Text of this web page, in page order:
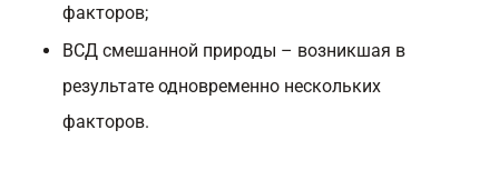
факторов;
ВСД смешанной природы – возникшая в
результате одновременно нескольких
факторов.